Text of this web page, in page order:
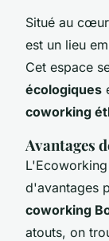
Situé au
est un lieu
Cet espace
écologiques
coworking
Avantages
d'avantages
coworking
atouts, on